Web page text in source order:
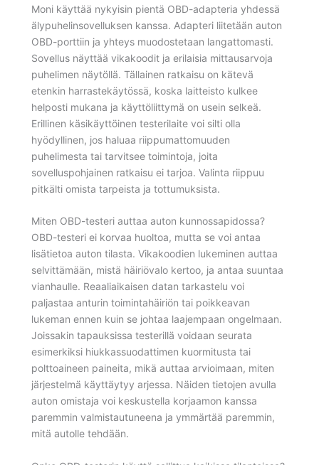
Moni käyttää nykyisin pientä OBD-adapteria yhdessä
älypuhelinsovelluksen kanssa. Adapteri liitetään auton
OBD-porttiin ja yhteys muodostetaan langattomasti.
Sovellus näyttää vikakoodit ja erilaisia mittausarvoja
puhelimen näytöllä. Tällainen ratkaisu on kätevä
etenkin harrastekäytössä, koska laitteisto kulkee
helposti mukana ja käyttöliittymä on usein selkeä.
Erillinen käsikäyttöinen testerilaite voi silti olla
hyödyllinen, jos haluaa riippumattomuuden
puhelimesta tai tarvitsee toimintoja, joita
sovelluspohjainen ratkaisu ei tarjoa. Valinta riippuu
pitkälti omista tarpeista ja tottumuksista.
Miten OBD-testeri auttaa auton kunnossapidossa?
OBD-testeri ei korvaa huoltoa, mutta se voi antaa
lisätietoa auton tilasta. Vikakoodien lukeminen auttaa
selvittämään, mistä häiriövalo kertoo, ja antaa suuntaa
vianhaulle. Reaaliaikaisen datan tarkastelu voi
paljastaa anturin toimintahäiriön tai poikkeavan
lukeman ennen kuin se johtaa laajempaan ongelmaan.
Joissakin tapauksissa testerillä voidaan seurata
esimerkiksi hiukkassuodattimen kuormitusta tai
polttoaineen paineita, mikä auttaa arvioimaan, miten
järjestelmä käyttäytyy arjessa. Näiden tietojen avulla
auton omistaja voi keskustella korjaamon kanssa
paremmin valmistautuneena ja ymmärtää paremmin,
mitä autolle tehdään.